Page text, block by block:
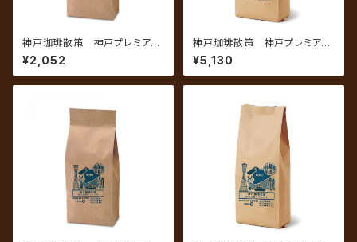
神戸珈琲散策 神戸プレミアム
ブレンド 200g
¥2,052
神戸珈琲散策 神戸プレミアム
ブレンド 500g
¥5,130